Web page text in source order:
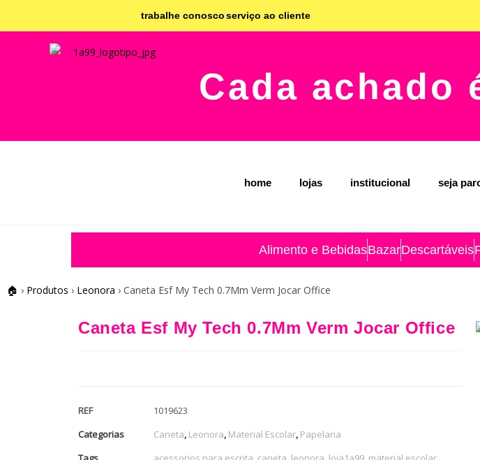
trabalhe conoscoserviço ao cliente
Cada achado
home lojas institucional seja
Alimento e BebidasBazarDescartáveis
🏠 › Produtos › Leonora › Caneta Esf My Tech 0.7Mm Verm Jocar Office
Caneta Esf My Tech 0.7Mm Verm Jocar Office
REF
1019623
Categorias
Caneta, Leonora, Material Escolar, Papelaria